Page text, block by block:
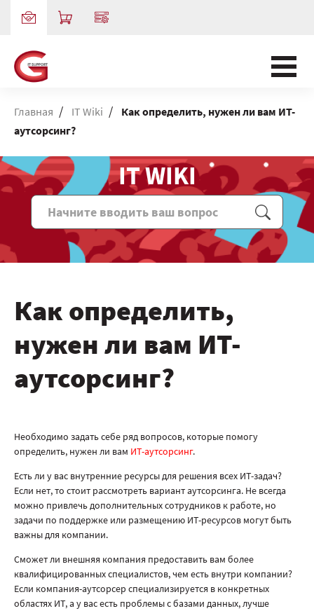
Главная / IT Wiki /
Как определить, нужен ли вам ИТ-
аутсорсинг?
IT WIKI
Как определить,
нужен ли вам ИТ-
аутсорсинг?
Необходимо задать себе ряд вопросов, которые помогу
определить, нужен ли вам ИТ-аутсорсинг.
Есть ли у вас внутренние ресурсы для решения всех ИТ-задач?
Если нет, то стоит рассмотреть вариант аутсорсинга. Не всегда
можно привлечь дополнительных сотрудников к работе, но
задачи по поддержке или размещению ИТ-ресурсов могут быть
важны для компании.
Сможет ли внешняя компания предоставить вам более
квалифицированных специалистов, чем есть внутри компании?
Если компания-аутсорсер специализируется в конкретных
областях ИТ, а у вас есть проблемы с базами данных, лучше